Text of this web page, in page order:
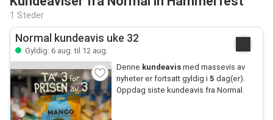
1 Steder
Normal kundeavis uke 32
Gyldig: 6 aug. til 12 aug.
Denne kundeavismed massevis av
nyheter er fortsatt gyldig i 5 dag(er).
Oppdag siste kundeavis fra Normal.